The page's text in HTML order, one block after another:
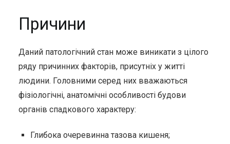
Причини
Даний патологічний стан може виникати з цілого
ряду причинних факторів, присутніх у житті
людини. Головними серед них вважаються
фізіологічні, анатомічні особливості будови
органів спадкового характеру:
Глибока очеревинна тазова кишеня;